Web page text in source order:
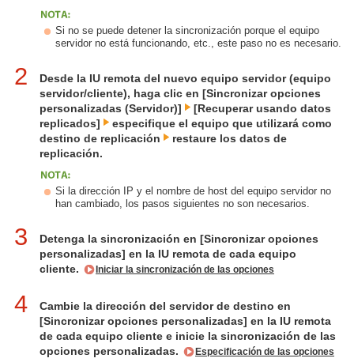
Si no se puede detener la sincronización porque el equipo
servidor no está funcionando, etc., este paso no es necesario.
2
Desde la IU remota del nuevo equipo servidor (equipo
servidor/cliente), haga clic en [Sincronizar opciones
personalizadas (Servidor)]
[Recuperar usando datos
replicados]
especifique el equipo que utilizará como
destino de replicación
restaure los datos de
replicación.
Si la dirección IP y el nombre de host del equipo servidor no
han cambiado, los pasos siguientes no son necesarios.
3
Detenga la sincronización en [Sincronizar opciones
personalizadas] en la IU remota de cada equipo
cliente.
Iniciar la sincronización de las opciones
4
Cambie la dirección del servidor de destino en
[Sincronizar opciones personalizadas] en la IU remota
de cada equipo cliente e inicie la sincronización de las
opciones personalizadas.
Especificación de las opciones